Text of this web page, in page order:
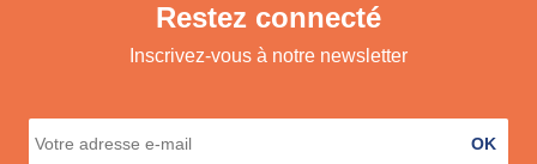
Restez connecté
Inscrivez-vous à notre newsletter
OK